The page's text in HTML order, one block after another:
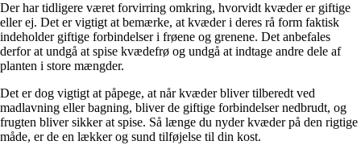
Der har tidligere været forvirring omkring, hvorvidt kvæder er giftige
eller ej. Det er vigtigt at bemærke, at kvæder i deres rå form faktisk
indeholder giftige forbindelser i frøene og grenene. Det anbefales
derfor at undgå at spise kvædefrø og undgå at indtage andre dele af
planten i store mængder.
Det er dog vigtigt at påpege, at når kvæder bliver tilberedt ved
madlavning eller bagning, bliver de giftige forbindelser nedbrudt, og
frugten bliver sikker at spise. Så længe du nyder kvæder på den rigtige
måde, er de en lækker og sund tilføjelse til din kost.